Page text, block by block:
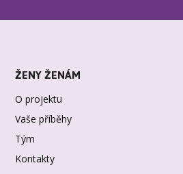
ŽENY ŽENÁM
O projektu
Vaše příběhy
Tým
Kontakty